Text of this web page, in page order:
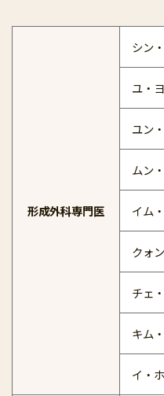
形成外科専門医
シン
ユ・
ユン
ムン
イム
クォ
チェ
キム
イ・